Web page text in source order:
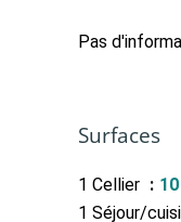
Pas
Surfaces
1 Cellier
1 Séjour/